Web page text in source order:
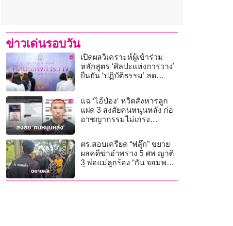
ข่าวเด่นรอบวัน
เปิดผลวิเคราะห์ผู้เข้าร่วม
หลักสูตร ‘ศิลปะแห่งการวาง’
ยืนยัน ‘ปฏิบัติธรรม’ ลด
แฉ ‘ไอ้ป๋อง’ หวิดสังหารลูก
แฝด 3 สงสัยคนหนุนหลัง ก่อ
อาชญากรรมไม่เกรง
ตร.สอบเครียด “ฟลุ๊ก” ขยาย
ผลคดีฆ่าอำพราง 5 ศพ ญาติ
3 พ่อแม่ลูกร้อง “กัน จอมพลัง”